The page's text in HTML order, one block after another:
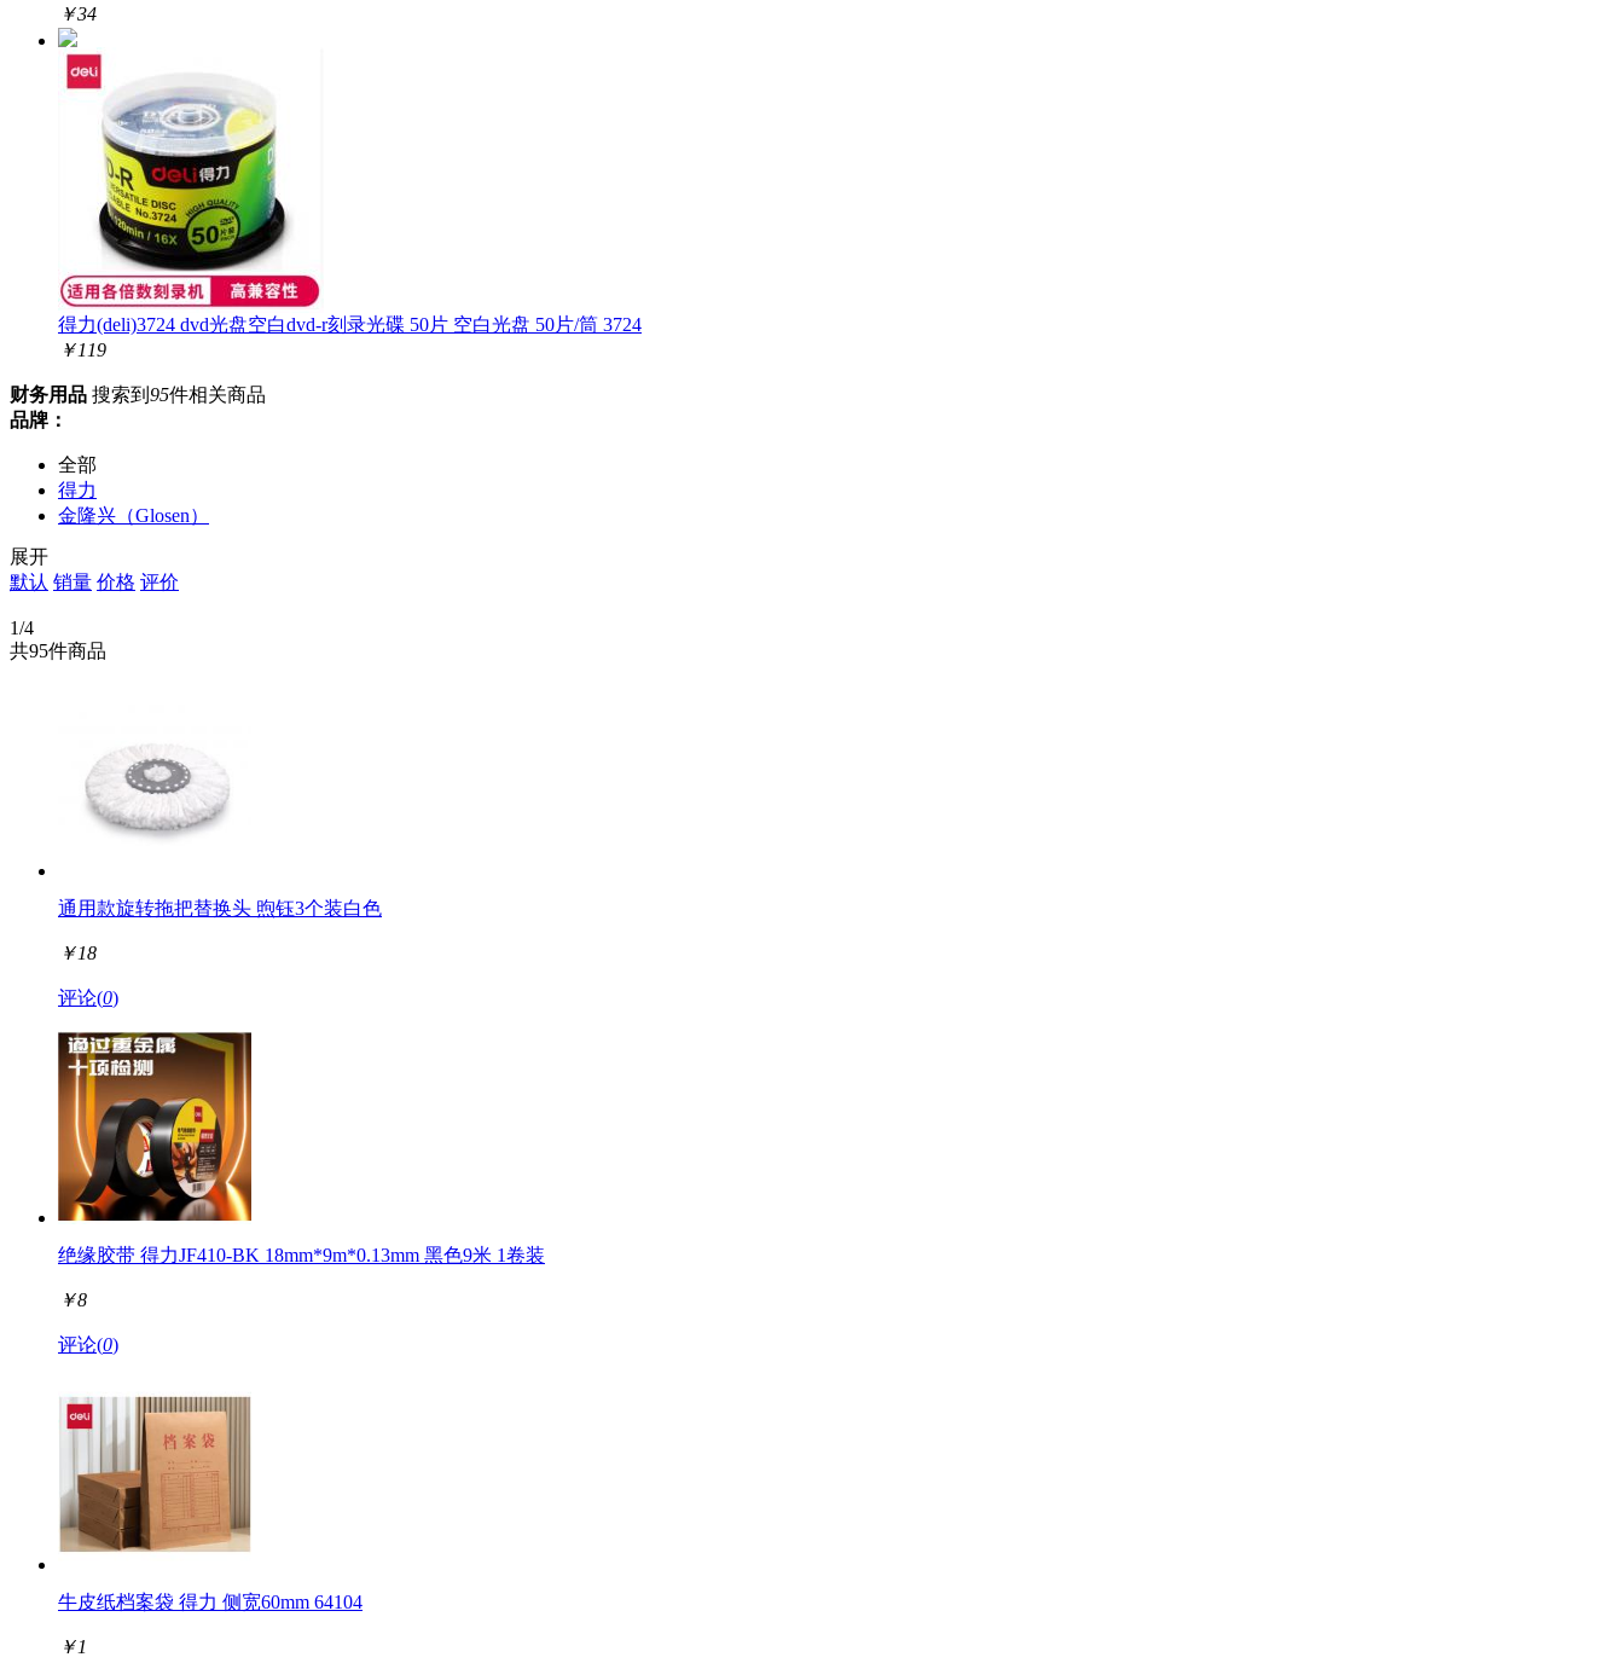
￥34
得力(deli)3724 dvd光盘空白dvd-r刻录光碟 50片 空白光盘 50片/筒 3724
￥119
财务用品 搜索到 95件相关商品
品牌：
全部
得力
金隆兴（Glosen）
英雄
vivo
西玛（SIMA）
双鹿
博大
小猫
展开
默认 销量 价格 评价
1/4
共95件商品
通用款旋转拖把替换头 煦钰3个装白色
￥18
评论(0)
绝缘胶带 得力JF410-BK 18mm*9m*0.13mm 黑色9米 1卷装
￥8
评论(0)
牛皮纸档案袋 得力 侧宽60mm 64104
￥1